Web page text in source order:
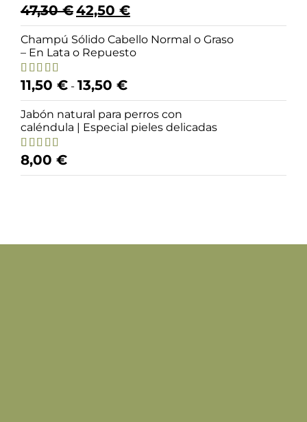
Valorado
con5.00
47,30€ El
precio
original
era:
47,30 €.
42,50 €El
precio
actual
es:
42,50 €.
Champú Sólido Cabello Normal o Graso
– En Lata o Repuesto
Valorado
con
11,50 € - 13,50 €Rango
precios:
desde
11,50 €
Jabón natural para perros con
caléndula | Especial pieles delicadas
Valorado
con
8,00 €